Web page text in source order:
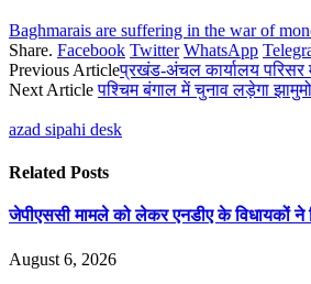
Baghmarais are suffering in the war of
Share. Facebook Twitter WhatsApp
Previous Articleप्रखंड-अंचल कार्यालय परिसर
Next Articleपश्चिम बंगाल में चुनाव लड़ेगा
azad sipahi desk
Related Posts
जेपीएससी मामले को लेकर एनडीए के विधायकों ने
August 6, 2026